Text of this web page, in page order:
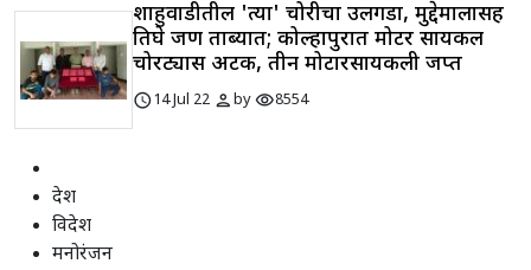
शाहुवाडीतील 'त्या' चोरीचा उलगडा, मुद्देमालासह
तिघे जण ताब्यात; कोल्हापुरात मोटर सायकल
चोरट्यास अटक, तीन मोटारसायकली जप्त
schedule14 Jul 22 personbyvisibility8554
देश
विदेश
मनोरंजन